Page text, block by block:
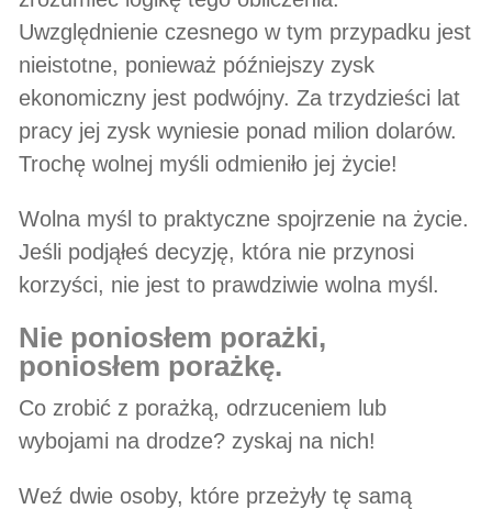
Uwzględnienie czesnego w tym przypadku jest
nieistotne, ponieważ późniejszy zysk
ekonomiczny jest podwójny. Za trzydzieści lat
pracy jej zysk wyniesie ponad milion dolarów.
Trochę wolnej myśli odmieniło jej życie!
Wolna myśl to praktyczne spojrzenie na życie.
Jeśli podjąłeś decyzję, która nie przynosi
korzyści, nie jest to prawdziwie wolna myśl.
nie poniosłem porażki,
poniosłem porażkę.
Co zrobić z porażką, odrzuceniem lub
wybojami na drodze? zyskaj na nich!
Weź dwie osoby, które przeżyły tę samą